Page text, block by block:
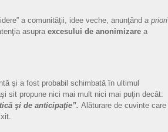
a comunităţii, idee veche, anunţând a priori
asupra excesului de anonimizare a
şi a fost probabil schimbată în ultimul
sit propune nici mai mult nici mai puţin decât:
şi de anticipaţie”. Alăturare de cuvinte care